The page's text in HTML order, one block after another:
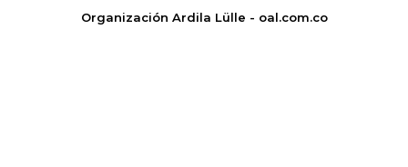
Organización Ardila Lülle - oal.com.co